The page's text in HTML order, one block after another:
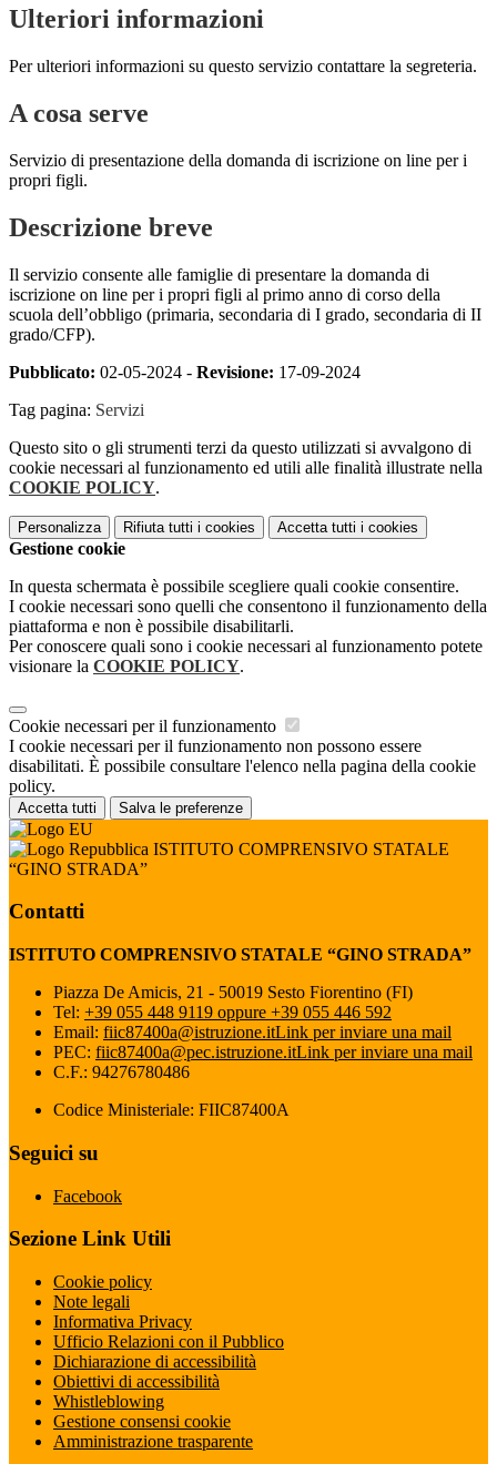
Ulteriori informazioni
Per ulteriori informazioni su questo servizio contattare la segreteria.
A cosa serve
Servizio di presentazione della domanda di iscrizione on line per i
propri figli.
Descrizione breve
Il servizio consente alle famiglie di presentare la domanda di
iscrizione on line per i propri figli al primo anno di corso della
scuola dell’obbligo (primaria, secondaria di I grado, secondaria di II
grado/CFP).
Pubblicato: 02-05-2024 - Revisione: 17-09-2024
Tag pagina: Servizi
Questo sito o gli strumenti terzi da questo utilizzati si avvalgono di
cookie necessari al funzionamento ed utili alle finalità illustrate nella
COOKIE POLICY.
Personalizza Rifiuta tutti i cookies Accetta tutti i cookies
Gestione cookie
In questa schermata è possibile scegliere quali cookie consentire.
I cookie necessari sono quelli che consentono il funzionamento della
piattaforma e non è possibile disabilitarli.
Per conoscere quali sono i cookie necessari al funzionamento potete
visionare la COOKIE POLICY.
Cookie necessari per il funzionamento
I cookie necessari per il funzionamento non possono essere
disabilitati. È possibile consultare l'elenco nella pagina della cookie
policy.
Accetta tutti Salva le preferenze
ISTITUTO COMPRENSIVO STATALE
“GINO STRADA”
Contatti
ISTITUTO COMPRENSIVO STATALE “GINO STRADA”
Piazza De Amicis, 21 - 50019 Sesto Fiorentino (FI)
Tel: +39 055 448 9119 oppure +39 055 446 592
Email: fiic87400a@istruzione.itLink per inviare una mail
PEC: fiic87400a@pec.istruzione.itLink per inviare una mail
C.F.: 94276780486
Codice Ministeriale: FIIC87400A
Seguici su
Facebook
Sezione Link Utili
Cookie policy
Note legali
Informativa Privacy
Ufficio Relazioni con il Pubblico
Dichiarazione di accessibilità
Obiettivi di accessibilità
Whistleblowing
Gestione consensi cookie
Amministrazione trasparente